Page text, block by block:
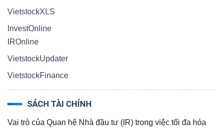
VietstockXLS
InvestOnline
IROnline
VietstockUpdater
VietstockFinance
SÁCH TÀI CHÍNH
Vai trò của Quan hệ Nhà đầu tư (IR) trong việc tối đa hóa
Đào
tạo
Sách